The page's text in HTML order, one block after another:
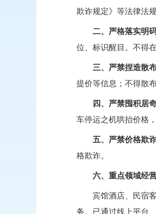
欺诈规定》等法律法
二、严格落实明
位、标识醒目。不得
三、严禁捏造散
提价等信息；不得散
四、严禁囤积居
车停运之机哄抬价格
五、严禁价格欺诈
格欺诈。
六、重点领域经
宾馆酒店、民宿
务。已通过线上平台